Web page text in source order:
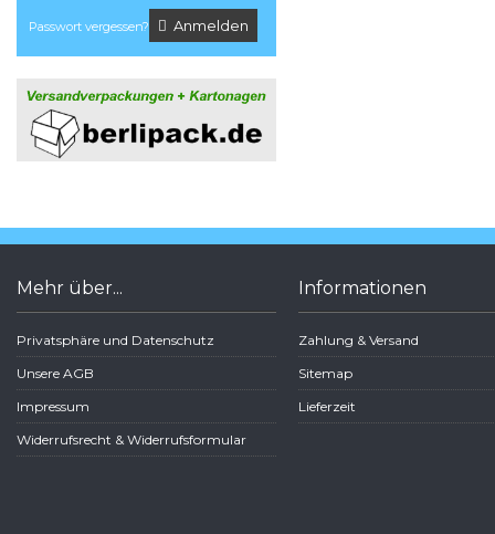
Passwort vergessen? Anmelden
Mehr über...
Privatsphäre und Datenschutz
Unsere AGB
Impressum
Widerrufsrecht & Widerrufsformular
Informationen
Zahlung & Versand
Sitemap
Lieferzeit